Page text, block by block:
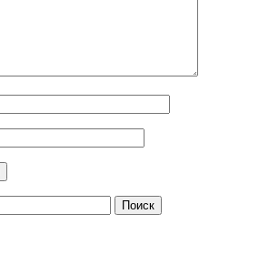
Поиск